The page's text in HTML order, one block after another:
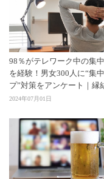
98％がテレワーク中の集
を経験！男女300人に“集
プ”対策をアンケート｜縁
2024年07月01日